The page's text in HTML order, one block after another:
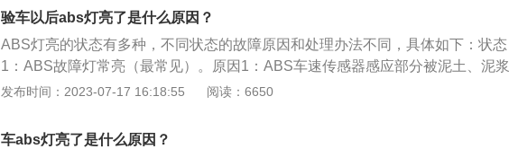
别太大；轮胎规格不正确或钢圈规格不正确。处理方案：参考车辆轮胎规格及钢
圈规格，参考油箱盖旁的贴铁。状态5：ABS警告灯间间歇性亮起。原因：刹车
灯开关调整不当；刹车灯内部接触不良。处理方案：引擎发动，踏下刹车踏板，
用手指将刹车开关连杆往下推到底，再放松刹车踏板，完成自我设定位置；更换
防抱死制动系统故障，紧急制动时如果车轮抱死，车辆会失控打滑，使驾驶员无
重；检查充电系统；检查电源供应（如电压继电器或电源接触不良）。状态3：
引擎启动后ABS警告灯一直亮着，直到引擎IGFF才熄灭。原因：ABS油压阀体搭
铁线路接触不良；ABS油压阀体电线接头接触不良；ABS计算机故障。处理方
头是否间隙变大；更换ABS或ABS/ASR计算机。状态4：ABS警告灯高速行驶亮
别太大；轮胎规格不正确或钢圈规格不正确。处理方案：参考车辆轮胎规格及钢
传来的速度信号，可迅速判断出车轮的抱死状态，关闭开始抱死车轮上面的常开
输入电磁阀，让制动力不变。如果车轮继续抱死，则打开常闭输出电磁阀，这个
车轮上的制动压力由于出现直通制动液贮油箱的管路而迅速下移，防止了因制动
力过大而将车轮完全抱死。再让制动状态始终处于最佳点（滑移率S为20%），
制动效果达到最好，行车最安全。ABS的分类：ABS主要按照通道进行分类。在
制通道分为四通道式、三通道式、二通道式和一通道式。一通道式ABS：也叫单
验车以后abs灯亮了是什么原因？
ABS灯亮的状态有多种，不同状态的故障原因和处理办法不同，具体如下：状态
1：ABS故障灯常亮（最常见）。原因1：ABS车速传感器感应部分被泥土、泥浆
等其它污染源覆盖，影响传感器感应相应的车速信号，使ABS电脑无法判别车
案：清洁车速传感器上的脏物，调整好车速传感器与信号齿圈的间隙，即可恢复
发布时间：2023-07-17 16:18:55 阅读：6650
车abs灯亮了是什么原因？